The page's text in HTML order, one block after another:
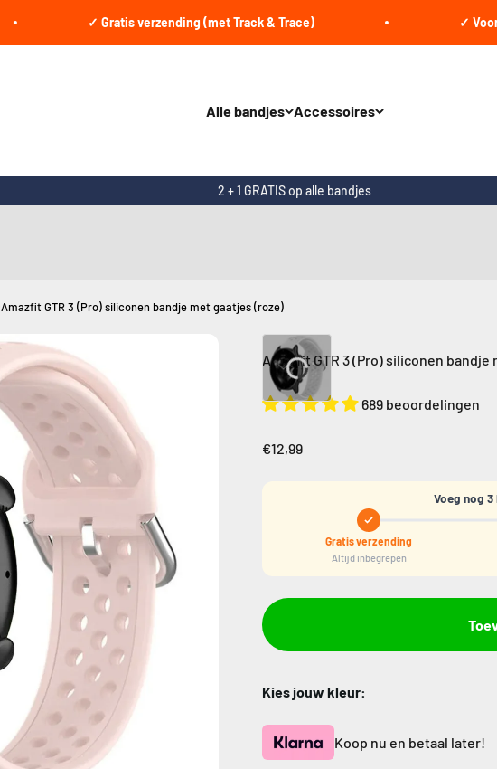
✓ Gratis verzending (met Track & Trace) ✓ Voor
Alle bandjes Accessoires
2 + 1 GRATIS op alle bandjes
Amazfit GTR 3 (Pro) siliconen bandje met gaatjes (roze)
Amazfit GTR 3 (Pro) siliconen
689 beoordelingen
€12,99
Voeg nog
Gratis verzending
Altijd inbegrepen
Kies jouw kleur:
Koop nu en betaal later!